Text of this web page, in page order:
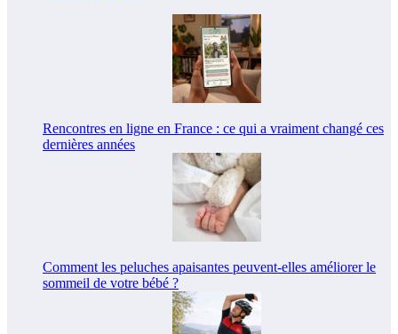
Rencontres en ligne en France : ce qui a vraiment changé ces
dernières années
Comment les peluches apaisantes peuvent-elles améliorer le
sommeil de votre bébé ?